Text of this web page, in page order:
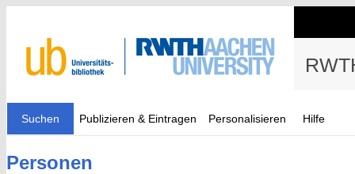
Suchen Publizieren & Eintragen Personalisieren Hilfe
Personen